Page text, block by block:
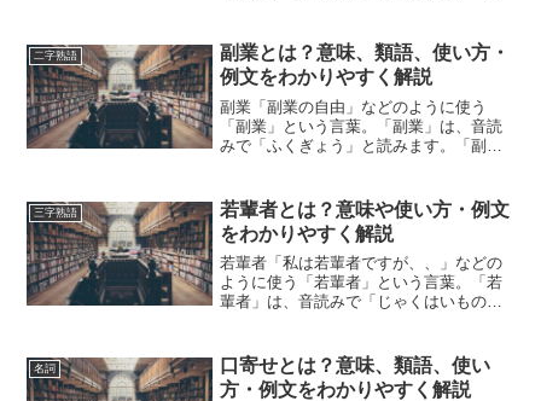
い方や類語について、小説などの用例を
紹介しながら、わかりやす...
二字熟語
副業とは？意味、類語、使い方・
例文をわかりやすく解説
副業「副業の自由」などのように使う
「副業」という言葉。「副業」は、音読
みで「ふくぎょう」と読みます。「副
い方や類語について、小説などの用例を
紹介しながら、わかりやすく解...
三字熟語
若輩者とは？意味や使い方・例文
をわかりやすく解説
若輩者「私は若輩者ですが、、」などの
ように使う「若輩者」という言葉。「若
輩者」は、音読みで「じゃくはいもの」
「若輩者」の意味や使い方について、小
説などの用例を紹介して、...
名詞
口寄せとは？意味、類語、使い
方・例文をわかりやすく解説